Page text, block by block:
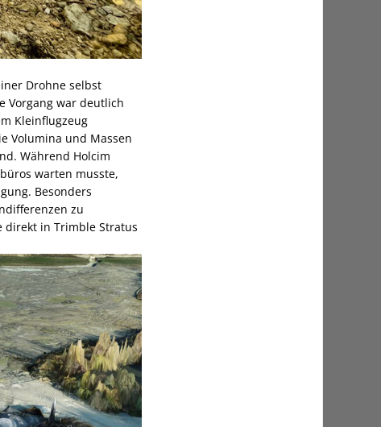
Drohne selbst
Vorgang war deutlich
Kleinflugzeug
Volumina und Massen
Während Holcim
warten musste,
Besonders
zu
direkt in Trimble Stratus